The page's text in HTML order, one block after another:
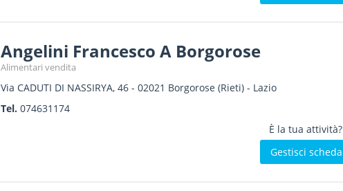
Angelini Francesco A Borgorose
Alimentari vendita
Via CADUTI DI NASSIRYA, 46- 02021 Borgorose(Rieti) - Lazio
Tel. 074631174
È la tua attività?
Gestisci scheda